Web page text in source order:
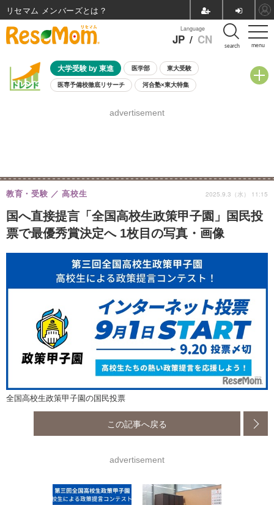
menu
Language
JP / CN search
大学受験 by 東進 医学部 東大受験
医専予備校徹底リサーチ 河合塾×東大特集
8月開催学校説明会・相談会
advertisement
国へ直接提言「全国高校生政策甲子園」国民投
票で最優秀賞決定へ 1枚目の写真・画像
教育・受験 高校生 2025.9.3（水） 11:15
全国高校生政策甲子園の国民投票
この記事へ戻る
advertisement
リセマム メンバーズ